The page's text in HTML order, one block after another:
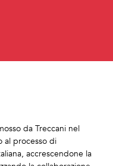
da Treccani nel
al processo di
accrescendone la